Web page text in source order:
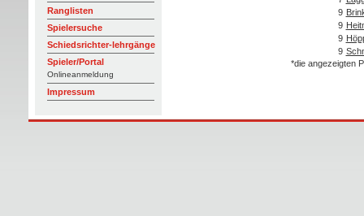
Ranglisten
Spielersuche
Schiedsrichter-lehrgänge
Spieler/Portal
Onlineanmeldung
Impressum
9
9
9
9
*die angezeigten